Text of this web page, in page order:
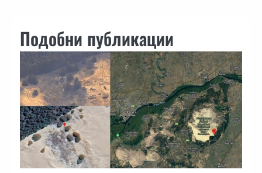
Подобни публикации